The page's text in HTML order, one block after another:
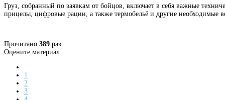
Груз, собранный по заявкам от бойцов, включает в себя важные
прицелы, цифровые рации, а также термобельё и другие необходимые
Прочитано 389 раз
Оцените материал
1
2
3